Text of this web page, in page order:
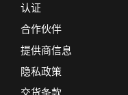
认证
合作伙伴
提供商信息
隐私政策
交货条款